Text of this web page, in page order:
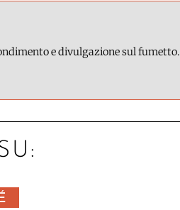
e divulgazione sul fumetto.